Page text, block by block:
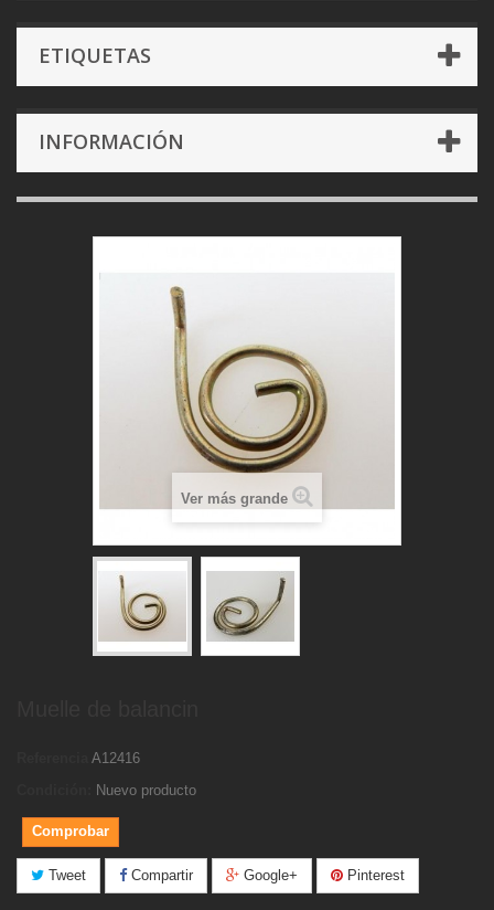
ETIQUETAS
INFORMACIÓN
Ver más grande
A12416
Nuevo producto
Comprobar
Tweet Compartir Google+ Pinterest